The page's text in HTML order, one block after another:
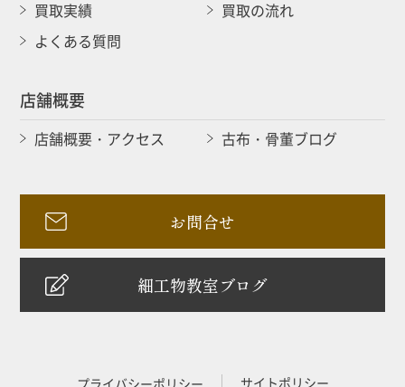
買取実績
買取の流れ
よくある質問
店舗概要
店舗概要・アクセス 古布・骨董ブログ
お問合せ
細工物教室ブログ
プライバシーポリシー サイトポリシー